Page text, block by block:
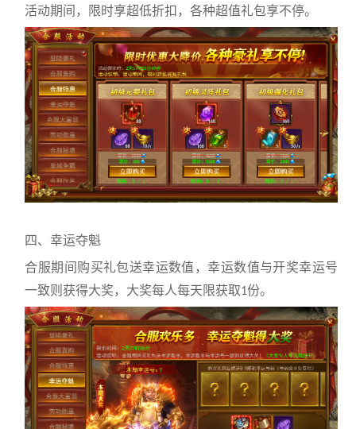
活动期间，限时享超低折扣，各种超值礼包享不停。
四、幸运夺魁
合服期间购买礼包送幸运数值，幸运数值与开奖幸运号
一致则获得大奖，大奖每人每天限获取1份。